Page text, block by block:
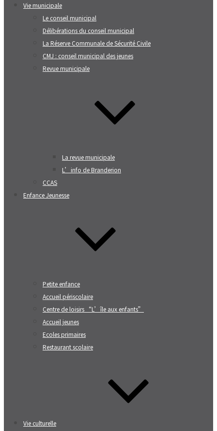
Vie municipale
Le conseil municipal
Délibérations du conseil municipal
La Réserve Communale de Sécurité Civile
CMJ : conseil municipal des jeunes
Revue municipale
La revue municipale
L’info de Branderion
CCAS
Enfance Jeunesse
Petite enfance
Accueil périscolaire
Centre de loisirs “L’île aux enfants”
Accueil jeunes
Ecoles primaires
Restaurant scolaire
Vie culturelle